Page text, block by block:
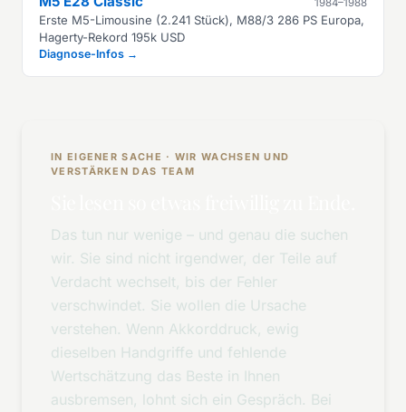
Erste M5-Limousine (2.241 Stück), M88/3 286 PS Europa,
Hagerty-Rekord 195k USD
Diagnose-Infos →
IN EIGENER SACHE · WIR WACHSEN UND
VERSTÄRKEN DAS TEAM
Das tun nur wenige – und genau die suchen
wir. Sie sind nicht irgendwer, der Teile auf
Verdacht wechselt, bis der Fehler
verschwindet. Sie wollen die Ursache
verstehen. Wenn Akkorddruck, ewig
dieselben Handgriffe und fehlende
Wertschätzung das Beste in Ihnen
ausbremsen, lohnt sich ein Gespräch. Bei